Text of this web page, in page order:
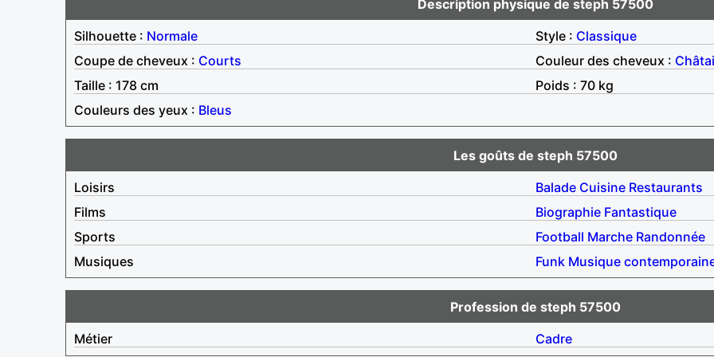
Description physique de steph 57500
Silhouette : Normale Style : Classique
Coupe de cheveux : Courts Couleur des cheveux :
Taille : 178 cm
Poids : 70 kg
Couleurs des yeux : Bleus
Les goûts de steph 57500
Loisirs
Balade Cuisine Restaurants
Films
Biographie Fantastique
Sports
Football Marche Randonnée
Musiques
Funk Musique
Profession de steph 57500
Métier
Cadre